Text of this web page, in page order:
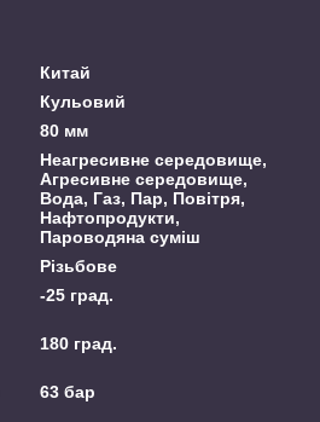
Китай
Кульовий
80 мм
Неагресивне середовище,
Агресивне середовище,
Вода, Газ, Пар, Повітря,
Нафтопродукти,
Пароводяна суміш
Різьбове
-25 град.
180 град.
63 бар